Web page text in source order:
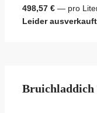
498,57 € — pro
Leider ausverkauft
Bruichladdich